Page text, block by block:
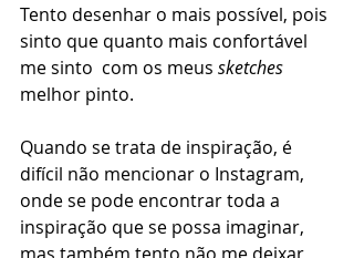
Tento desenhar o mais possível, pois
sinto que quanto mais confortável
me sinto  com os meus sketches
melhor pinto.
Quando se trata de inspiração, é
difícil não mencionar o Instagram,
onde se pode encontrar toda a
inspiração que se possa imaginar,